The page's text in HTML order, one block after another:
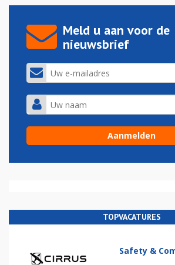
Meld u aan voor de
nieuwsbrief
TOPVACATURES
Safety &